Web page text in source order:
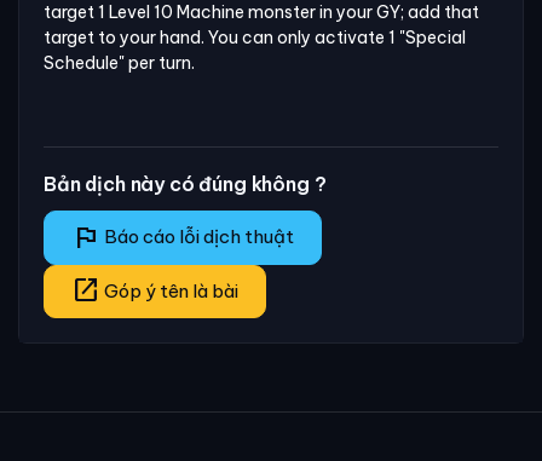
target 1 Level 10 Machine monster in your GY; add that
target to your hand. You can only activate 1 "Special
Schedule" per turn.
Bản dịch này có đúng không ?
flag Báo cáo lỗi dịch thuật
open_in_new Góp ý tên là bài